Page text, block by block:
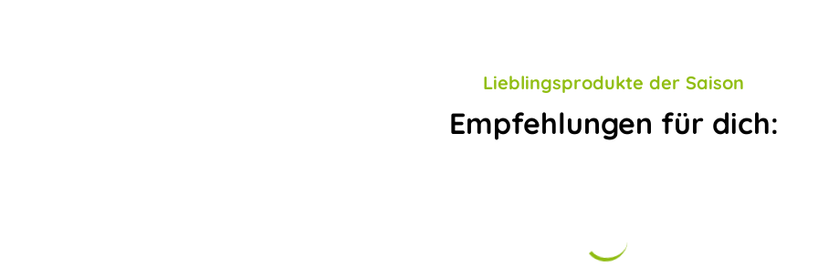
Lieblingsprodukte der Saison
Empfehlungen für dich: